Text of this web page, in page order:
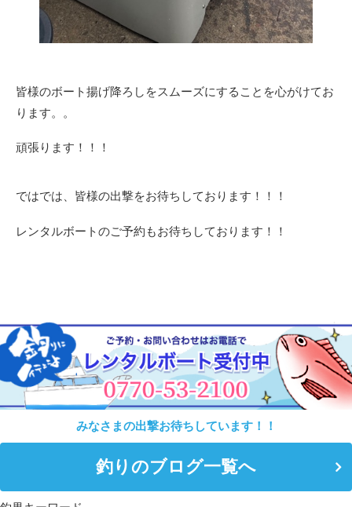
皆様のボート揚げ降ろしをスムーズにすることを心がけてお
ります。。
頑張ります！！！
ではでは、皆様の出撃をお待ちしております！！！
レンタルボートのご予約もお待ちしております！！
みなさまの出撃お待ちしています！！
釣りのブログ一覧へ